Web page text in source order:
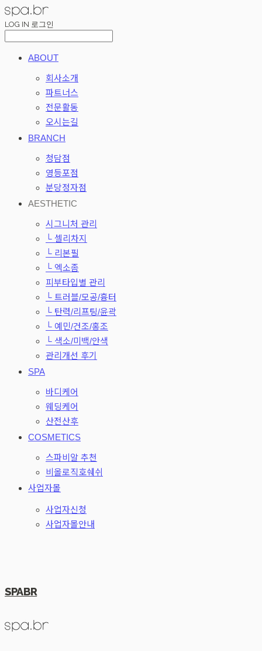
LOG IN 로그인
ABOUT
회사소개
파트너스
전문활동
오시는길
BRANCH
청담점
영등포점
분당정자점
AESTHETIC
시그니처 관리
└ 셀리차지
└ 리본필
└ 엑소좀
피부타입별 관리
└ 트러블/모공/흉터
└ 탄력/리프팅/윤곽
└ 예민/건조/홍조
└ 색소/미백/안색
관리개선 후기
SPA
바디케어
웨딩케어
산전산후
COSMETICS
스파비알 추천
비올로직호쉐쉬
사업자몰
사업자신청
사업자몰안내
SPABR